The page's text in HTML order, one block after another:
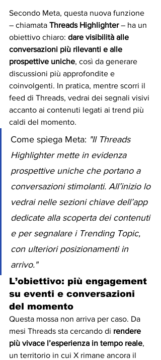
Secondo Meta, questa nuova funzione
– chiamata Threads Highlighter – ha un
obiettivo chiaro: dare visibilità alle
conversazioni più rilevanti e alle
prospettive uniche, così da generare
discussioni più approfondite e
coinvolgenti. In pratica, mentre scorri il
feed di Threads, vedrai dei segnali visivi
accanto ai contenuti legati ai trend più
caldi del momento.
Come spiega Meta: "Il Threads
Highlighter mette in evidenza
prospettive uniche che portano a
conversazioni stimolanti. All’inizio lo
vedrai nelle sezioni chiave dell’app
dedicate alla scoperta dei contenuti
e per segnalare i Trending Topic,
con ulteriori posizionamenti in
arrivo."
L’obiettivo: più engagement
su eventi e conversazioni
del momento
Questa mossa non arriva per caso. Da
mesi Threads sta cercando di rendere
più vivace l’esperienza in tempo reale,
un territorio in cui X rimane ancora il